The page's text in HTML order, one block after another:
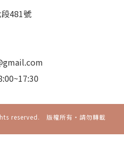
481號
reserved. 版權所有‧請勿轉載